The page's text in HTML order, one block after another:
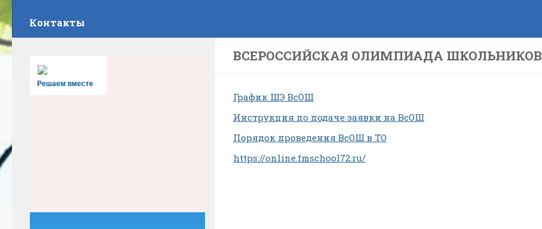
Контакты
ВСЕРОССИЙСКАЯ ОЛИМПИАДА ШКОЛЬНИКОВ
График ШЭ ВсОШ
Инструкция по подаче заявки на ВсОШ
Порядок проведения ВсОШ в ТО
https://online.fmschool72.ru/
Решаем вместе